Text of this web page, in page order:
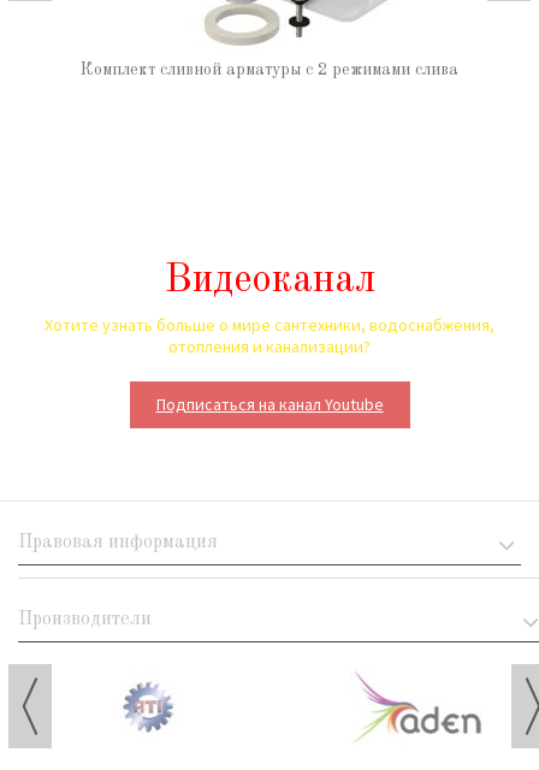
Комплект сливной арматуры с 2 режимами слива
Видеоканал
Хотите узнать больше о мире сантехники, водоснабжения,
отопления и канализации?
Подписаться на канал Youtube
Правовая информация
Производители